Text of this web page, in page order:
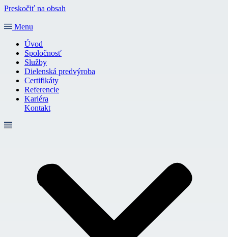
Preskočiť na obsah
Menu
Úvod
Spoločnosť
Služby
Dielenská predvýroba
Certifikáty
Referencie
Kariéra
Kontakt